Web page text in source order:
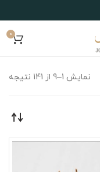
0
نمایش 1–9 از 141 نتیجه